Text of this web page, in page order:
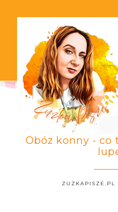
Obóz konny - co
ZUZKAPISZE.PL